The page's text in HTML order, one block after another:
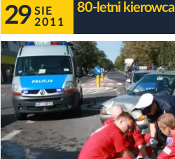
29 SIE
2011
80-letni